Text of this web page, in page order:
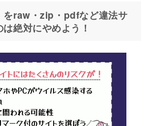
をraw・zip・pdfなど違法サ
絶対にやめよう！